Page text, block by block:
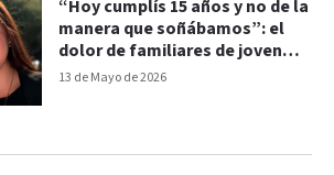
13 de Mayo de 2026
“Hoy cumplís 15 años y no de la
manera que soñábamos”: el
dolor de familiares de joven
herida en violento choque